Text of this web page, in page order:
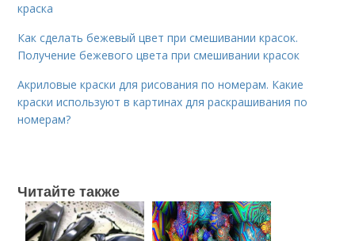
краска
Как сделать бежевый цвет при смешивании красок.
Получение бежевого цвета при смешивании красок
Акриловые краски для рисования по номерам. Какие
краски используют в картинах для раскрашивания по
номерам?
Читайте также